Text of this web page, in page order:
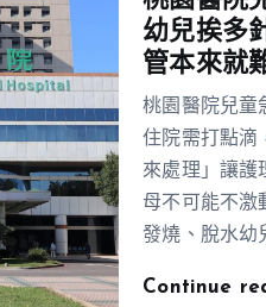
幼兒挨多
管本來就
桃園醫院兒童
住院需打點滴
來處理」讓護
母不可能不激
發燒、脫水幼
Continue